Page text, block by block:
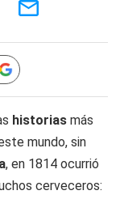
historias más
mundo, sin
, en 1814 ocurrió
cerveceros: